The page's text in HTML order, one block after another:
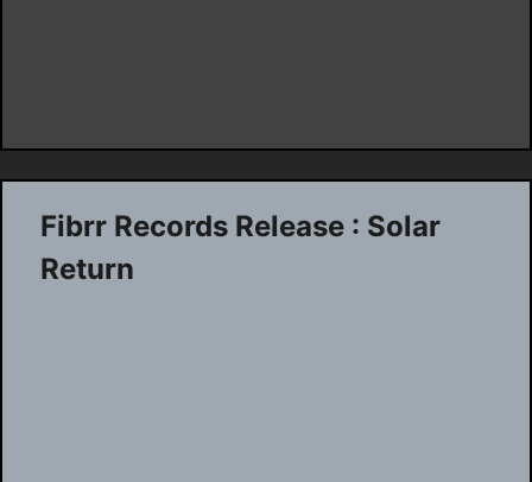
Fibrr Records Release : Solar
Return